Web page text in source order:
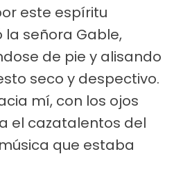
este espíritu
la señora Gable,
de pie y alisando
seco y despectivo.
mí, con los ojos
el cazatalentos del
que estaba